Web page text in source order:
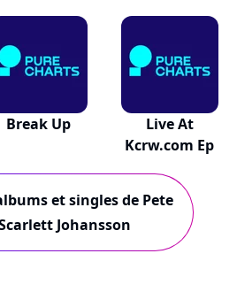
Break Up
Live At
Kcrw.com Ep
et singles de Pete
Johansson